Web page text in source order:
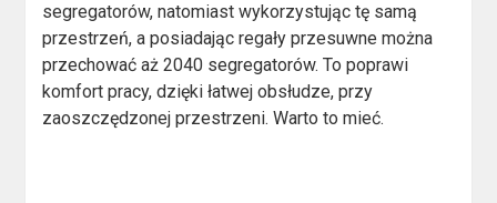
segregatorów, natomiast wykorzystując tę samą
przestrzeń, a posiadając regały przesuwne można
przechować aż 2040 segregatorów. To poprawi
komfort pracy, dzięki łatwej obsłudze, przy
zaoszczędzonej przestrzeni. Warto to mieć.